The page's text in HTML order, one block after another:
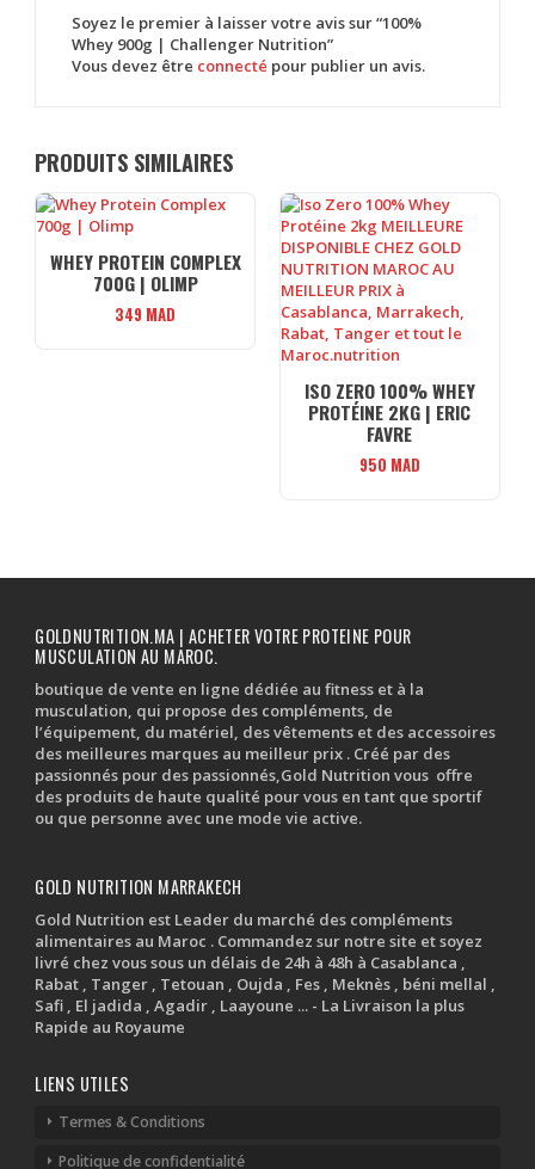
Soyez le premier à laisser votre avis sur “100%
Whey 900g | Challenger Nutrition”
Vous devez être connecté pour publier un avis.
PRODUITS SIMILAIRES
WHEY PROTEIN COMPLEX
700G | OLIMP
349 MAD
ISO ZERO 100% WHEY
PROTÉINE 2KG | ERIC
FAVRE
950 MAD
GOLDNUTRITION.MA | ACHETER VOTRE PROTEINE POUR
MUSCULATION AU MAROC.
boutique de vente en ligne dédiée au fitness et à la
musculation, qui propose des compléments, de
l’équipement, du matériel, des vêtements et des accessoires
des meilleures marques au meilleur prix . Créé par des
passionnés pour des passionnés,Gold Nutrition vous offre
des produits de haute qualité pour vous en tant que sportif
ou que personne avec une mode vie active.
GOLD NUTRITION MARRAKECH
Gold Nutrition est Leader du marché des compléments
alimentaires au Maroc . Commandez sur notre site et soyez
livré chez vous sous un délais de 24h à 48h à Casablanca ,
Rabat , Tanger , Tetouan , Oujda , Fes , Meknès , béni mellal ,
Safi , El jadida , Agadir , Laayoune ... - La Livraison la plus
Rapide au Royaume
LIENS UTILES
Termes & Conditions
Politique de confidentialité